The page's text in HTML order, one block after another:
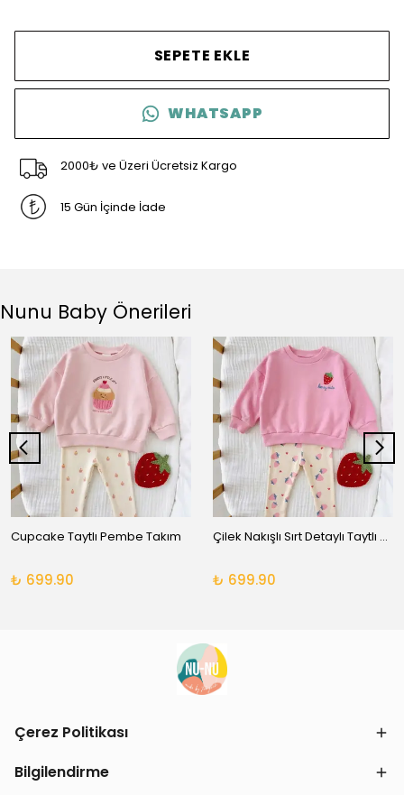
SEPETE EKLE
WHATSAPP
2000₺ ve Üzeri Ücretsiz Kargo
15 Gün İçinde İade
Nunu Baby Önerileri
Cupcake Taytlı Pembe Takım
₺ 699.90
Çilek Nakışlı Sırt Detaylı Taytlı Takım
₺ 699.90
Çerez Politikası
Bilgilendirme